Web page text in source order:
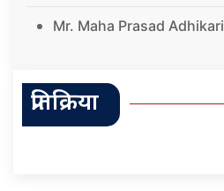
Mr. Maha Prasad Adhikari
प्रतिक्रिया